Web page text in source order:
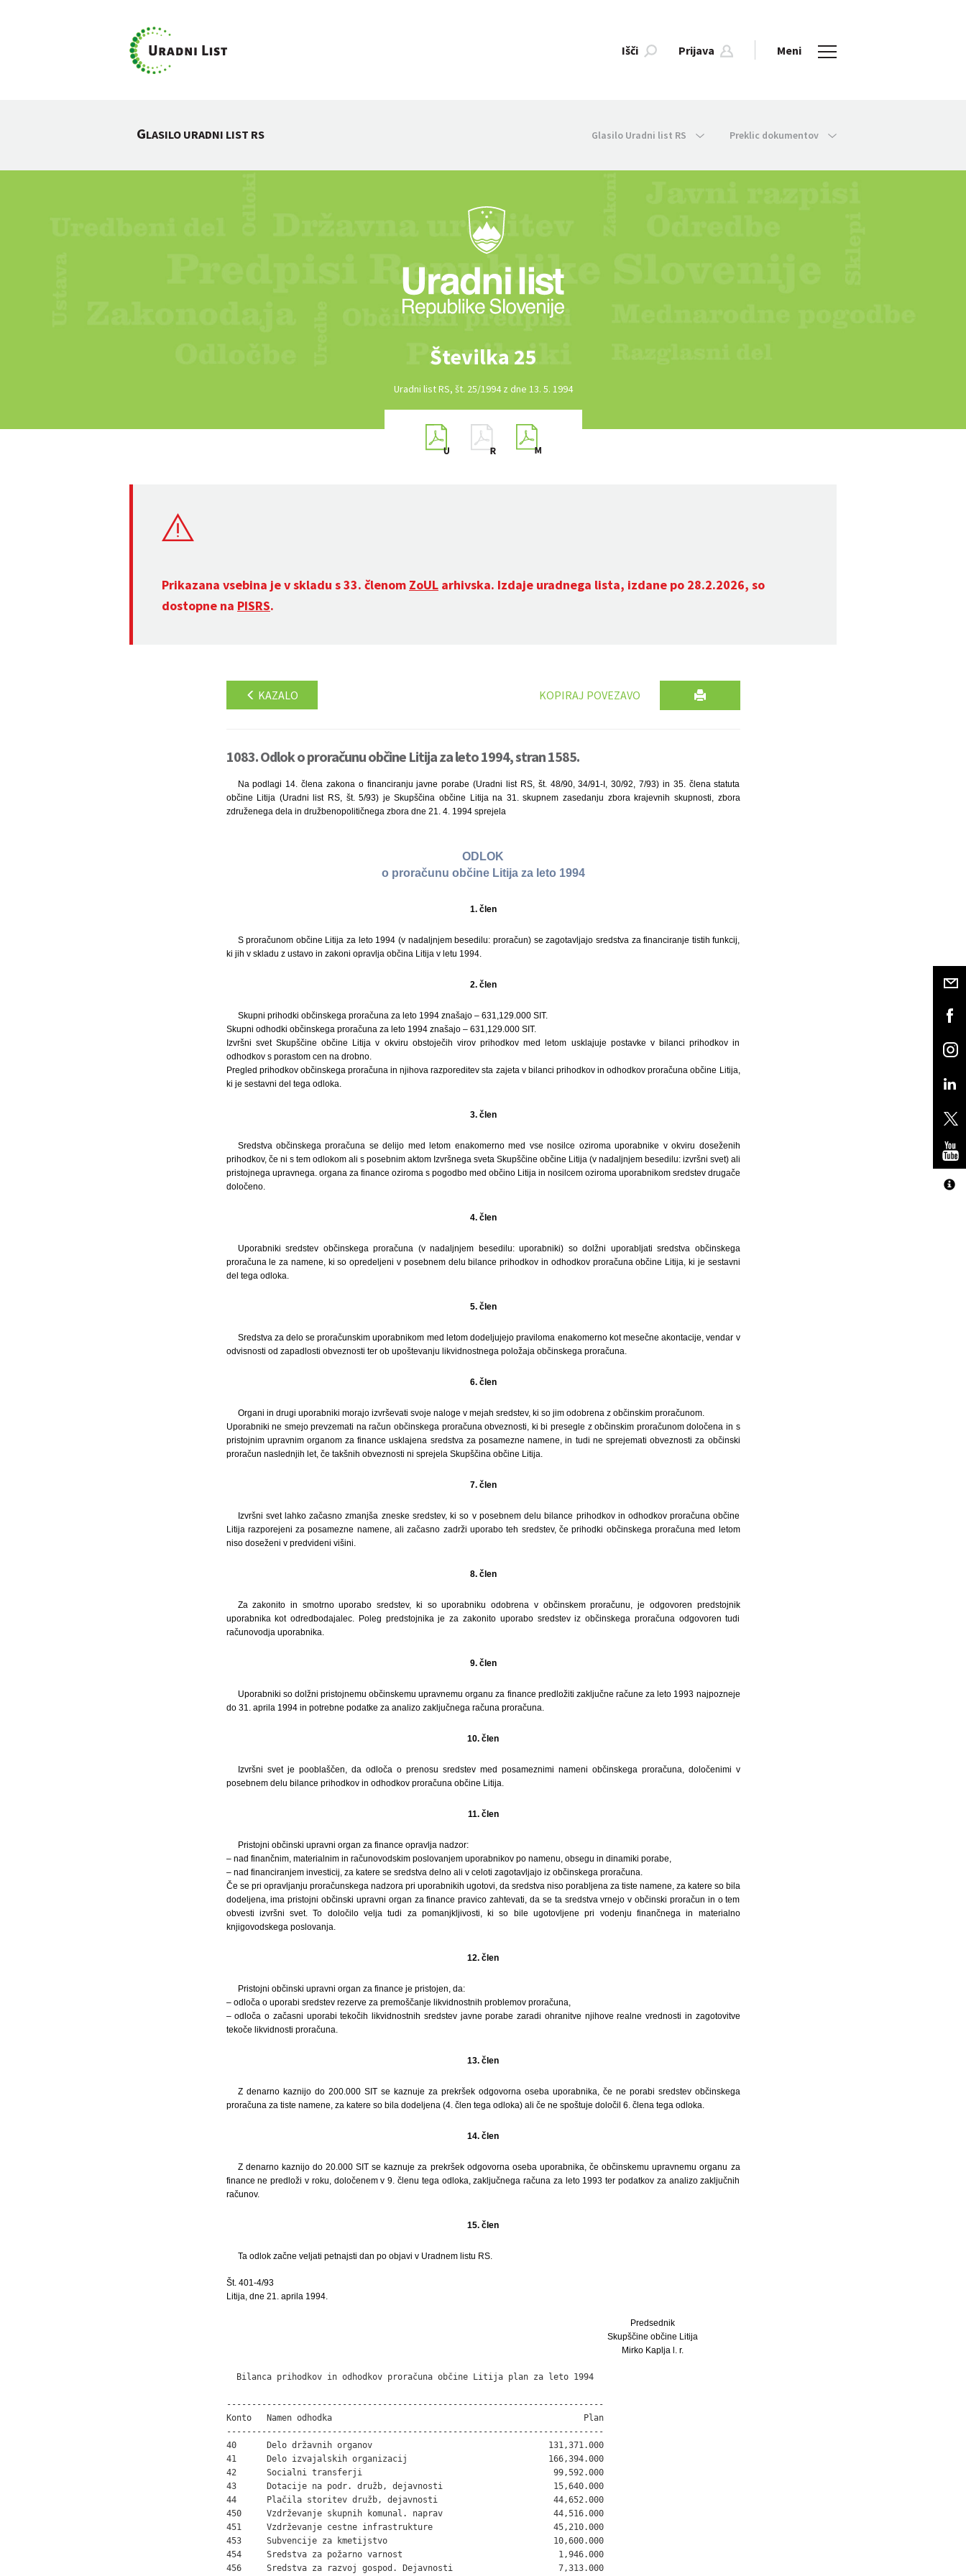
Išči Prijava Meni
GLASILO URADNI LIST RS Glasilo Uradni list RS Preklic dokumentov
Številka 25
Uradni list RS, št. 25/1994 z dne 13. 5. 1994
Prikazana vsebina je v skladu s 33. členom ZoUL arhivska. Izdaje uradnega lista, izdane po 28.2.2026, so
dostopne na PISRS.
KAZALO KOPIRAJ POVEZAVO
1083. Odlok o proračunu občine Litija za leto 1994, stran 1585.
Na podlagi 14. člena zakona o financiranju javne porabe (Uradni list RS, št. 48/90, 34/91-I, 30/92, 7/93) in 35. člena statuta
občine Litija (Uradni list RS, št. 5/93) je Skupščina občine Litija na 31. skupnem zasedanju zbora krajevnih skupnosti, zbora
združenega dela in družbenopolitičnega zbora dne 21. 4. 1994 sprejela
ODLOK
o proračunu občine Litija za leto 1994
1. člen
S proračunom občine Litija za leto 1994 (v nadaljnjem besedilu: proračun) se zagotavljajo sredstva za financiranje tistih funkcij,
ki jih v skladu z ustavo in zakoni opravlja občina Litija v letu 1994.
2. člen
Skupni prihodki občinskega proračuna za leto 1994 znašajo – 631,129.000 SIT.
Skupni odhodki občinskega proračuna za leto 1994 znašajo – 631,129.000 SIT.
Izvršni svet Skupščine občine Litija v okviru obstoječih virov prihodkov med letom usklajuje postavke v bilanci prihodkov in
odhodkov s porastom cen na drobno.
Pregled prihodkov občinskega proračuna in njihova razporeditev sta zajeta v bilanci prihodkov in odhodkov proračuna občine Litija,
ki je sestavni del tega odloka.
3. člen
Sredstva občinskega proračuna se delijo med letom enakomerno med vse nosilce oziroma uporabnike v okviru doseženih
prihodkov, če ni s tem odlokom ali s posebnim aktom Izvršnega sveta Skupščine občine Litija (v nadaljnjem besedilu: izvršni svet) ali
pristojnega upravnega. organa za finance oziroma s pogodbo med občino Litija in nosilcem oziroma uporabnikom sredstev drugače
določeno.
4. člen
Uporabniki sredstev občinskega proračuna (v nadaljnjem besedilu: uporabniki) so dolžni uporabljati sredstva občinskega
proračuna le za namene, ki so opredeljeni v posebnem delu bilance prihodkov in odhodkov proračuna občine Litija, ki je sestavni
del tega odloka.
5. člen
Sredstva za delo se proračunskim uporabnikom med letom dodeljujejo praviloma enakomerno kot mesečne akontacije, vendar v
odvisnosti od zapadlosti obveznosti ter ob upoštevanju likvidnostnega položaja občinskega proračuna.
6. člen
Organi in drugi uporabniki morajo izvrševati svoje naloge v mejah sredstev, ki so jim odobrena z občinskim proračunom.
Uporabniki ne smejo prevzemati na račun občinskega proračuna obveznosti, ki bi presegle z občinskim proračunom določena in s
pristojnim upravnim organom za finance usklajena sredstva za posamezne namene, in tudi ne sprejemati obveznosti za občinski
proračun naslednjih let, če takšnih obveznosti ni sprejela Skupščina občine Litija.
7. člen
Izvršni svet lahko začasno zmanjša zneske sredstev, ki so v posebnem delu bilance prihodkov in odhodkov proračuna občine
Litija razporejeni za posamezne namene, ali začasno zadrži uporabo teh sredstev, če prihodki občinskega proračuna med letom
niso doseženi v predvideni višini.
8. člen
Za zakonito in smotrno uporabo sredstev, ki so uporabniku odobrena v občinskem proračunu, je odgovoren predstojnik
uporabnika kot odredbodajalec. Poleg predstojnika je za zakonito uporabo sredstev iz občinskega proračuna odgovoren tudi
računovodja uporabnika.
9. člen
Uporabniki so dolžni pristojnemu občinskemu upravnemu organu za finance predložiti zaključne račune za leto 1993 najpozneje
do 31. aprila 1994 in potrebne podatke za analizo zaključnega računa proračuna.
10. člen
Izvršni svet je pooblaščen, da odloča o prenosu sredstev med posameznimi nameni občinskega proračuna, določenimi v
posebnem delu bilance prihodkov in odhodkov proračuna občine Litija.
11. člen
Pristojni občinski upravni organ za finance opravlja nadzor:
– nad finančnim, materialnim in računovodskim poslovanjem uporabnikov po namenu, obsegu in dinamiki porabe,
– nad financiranjem investicij, za katere se sredstva delno ali v celoti zagotavljajo iz občinskega proračuna.
Če se pri opravljanju proračunskega nadzora pri uporabnikih ugotovi, da sredstva niso porabljena za tiste namene, za katere so bila
dodeljena, ima pristojni občinski upravni organ za finance pravico zahtevati, da se ta sredstva vrnejo v občinski proračun in o tem
obvesti izvršni svet. To določilo velja tudi za pomanjkljivosti, ki so bile ugotovljene pri vodenju finančnega in materialno
knjigovodskega poslovanja.
12. člen
Pristojni občinski upravni organ za finance je pristojen, da:
– odloča o uporabi sredstev rezerve za premoščanje likvidnostnih problemov proračuna,
– odloča o začasni uporabi tekočih likvidnostnih sredstev javne porabe zaradi ohranitve njihove realne vrednosti in zagotovitve
tekoče likvidnosti proračuna.
13. člen
Z denarno kaznijo do 200.000 SIT se kaznuje za prekršek odgovorna oseba uporabnika, če ne porabi sredstev občinskega
proračuna za tiste namene, za katere so bila dodeljena (4. člen tega odloka) ali če ne spoštuje določil 6. člena tega odloka.
14. člen
Z denarno kaznijo do 20.000 SIT se kaznuje za prekršek odgovorna oseba uporabnika, če občinskemu upravnemu organu za
finance ne predloži v roku, določenem v 9. členu tega odloka, zaključnega računa za leto 1993 ter podatkov za analizo zaključnih
računov.
15. člen
Ta odlok začne veljati petnajsti dan po objavi v Uradnem listu RS.
Št. 401-4/93
Litija, dne 21. aprila 1994.
Predsednik
Skupščine občine Litija
Mirko Kaplja l. r.
  Bilanca prihodkov in odhodkov proračuna občine Litija plan za leto 1994
---------------------------------------------------------------------------
Konto   Namen odhodka                                                  Plan
---------------------------------------------------------------------------
40      Delo državnih organov                                   131,371.000
41      Delo izvajalskih organizacij                            166,394.000
42      Socialni transferji                                      99,592.000
43      Dotacije na podr. družb, dejavnosti                      15,640.000
44      Plačila storitev družb, dejavnosti                       44,652.000
450     Vzdrževanje skupnih komunal. naprav                      44,516.000
451     Vzdrževanje cestne infrastrukture                        45,210.000
453     Subvencije za kmetijstvo                                 10,600.000
454     Sredstva za požarno varnost                               1,946.000
456     Sredstva za razvoj gospod. Dejavnosti                     7,313.000